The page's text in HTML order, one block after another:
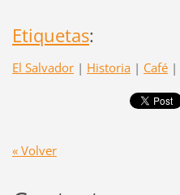
Etiquetas:
El Salvador | Historia | Café |
« Volver